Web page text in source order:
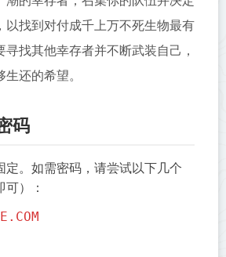
以找到对付成千上万不死生物最有
寻找其他幸存者并不断武装自己，
还的希望。
码
定。如需密码，请尝试以下几个
可）：